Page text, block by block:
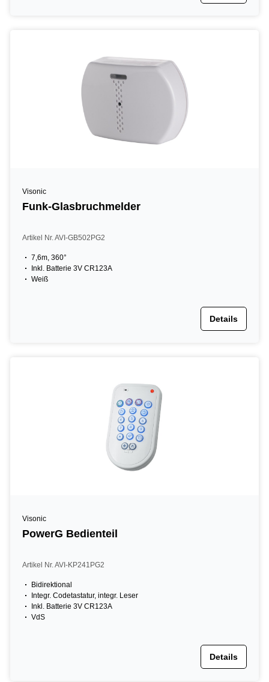
Visonic
Funk-Glasbruchmelder
Artikel Nr. AVI-GB502PG2
7,6m, 360°
Inkl. Batterie 3V CR123A
Weiß
Details
Visonic
PowerG Bedienteil
Artikel Nr. AVI-KP241PG2
Bidirektional
Integr. Codetastatur, integr. Leser
Inkl. Batterie 3V CR123A
VdS
Details